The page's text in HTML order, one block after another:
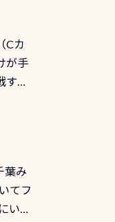
！
れ
省
深い
イビ
す
然
物で
Cカ
が手
する
もの
ま
」も
なり
葉み
てフ
いる